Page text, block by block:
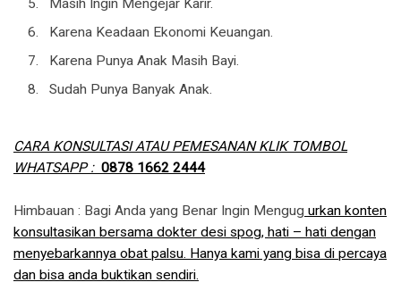
Masih Ingin Mengejar Karir.
Karena Keadaan Ekonomi Keuangan.
Karena Punya Anak Masih Bayi.
Sudah Punya Banyak Anak.
CARA KONSULTASI ATAU PEMESANAN KLIK TOMBOL
WHATSAPP : 0878 1662 2444
Himbauan : Bagi Anda yang Benar Ingin Mengug urkan konten
konsultasikan bersama dokter desi spog, hati – hati dengan
menyebarkannya obat palsu. Hanya kami yang bisa di percaya
dan bisa anda buktikan sendiri.